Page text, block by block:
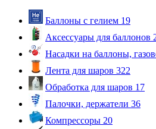
Баллоны с гелием 19
Аксессуары для баллонов
Насадки на баллоны,
Лента для шаров 322
Обработка для шаров 17
Палочки, держатели 36
Компрессоры 20